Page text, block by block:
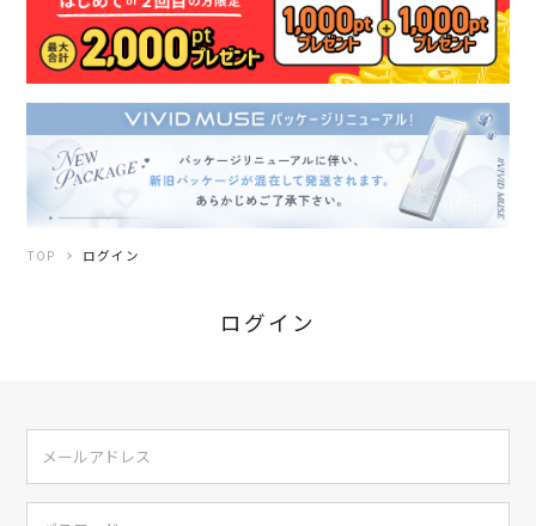
TOP ログイン
ログイン